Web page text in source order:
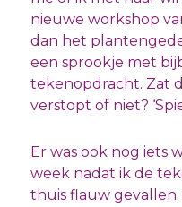
nieuwe workshop
dan het
een sprookje met
tekenopdracht. Zat
verstopt of niet?
Er was ook nog iets
week nadat ik de
thuis flauw